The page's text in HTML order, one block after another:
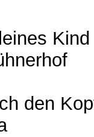
Kind
den